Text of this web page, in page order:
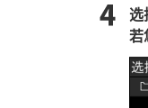
选
若